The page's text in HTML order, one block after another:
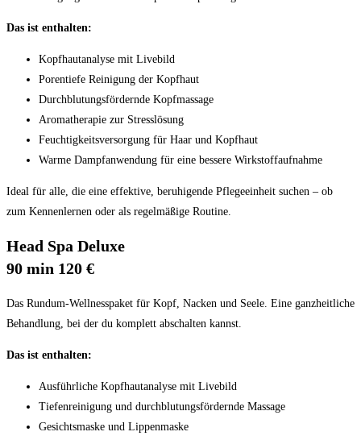
Das ist enthalten:
Kopfhautanalyse mit Livebild
Porentiefe Reinigung der Kopfhaut
Durchblutungsfördernde Kopfmassage
Aromatherapie zur Stresslösung
Feuchtigkeitsversorgung für Haar und Kopfhaut
Warme Dampfanwendung für eine bessere Wirkstoffaufnahme
Ideal für alle, die eine effektive, beruhigende Pflegeeinheit suchen – ob
zum Kennenlernen oder als regelmäßige Routine.
Head Spa Deluxe
90 min 120 €
Das Rundum-Wellnesspaket für Kopf, Nacken und Seele. Eine ganzheitliche
Behandlung, bei der du komplett abschalten kannst.
Das ist enthalten:
Ausführliche Kopfhautanalyse mit Livebild
Tiefenreinigung und durchblutungsfördernde Massage
Gesichtsmaske und Lippenmaske